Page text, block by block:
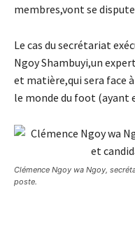
membres,vont se
Le cas du secrétariat
Ngoy Shambuyi,un
et matière,qui sera face
le monde du foot (ayant
Clémence Ngoy wa Ngoy,
poste.